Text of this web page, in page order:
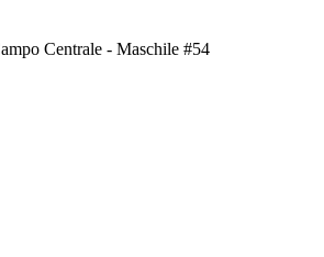
Centrale - Maschile #54